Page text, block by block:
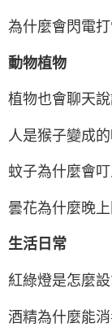
為什麼會閃電打
動物植物
植物也會聊天說
人是猴子變成的
蚊子為什麼會叮
曇花為什麼晚上
生活日常
紅綠燈是怎麼設
酒精為什麼能消